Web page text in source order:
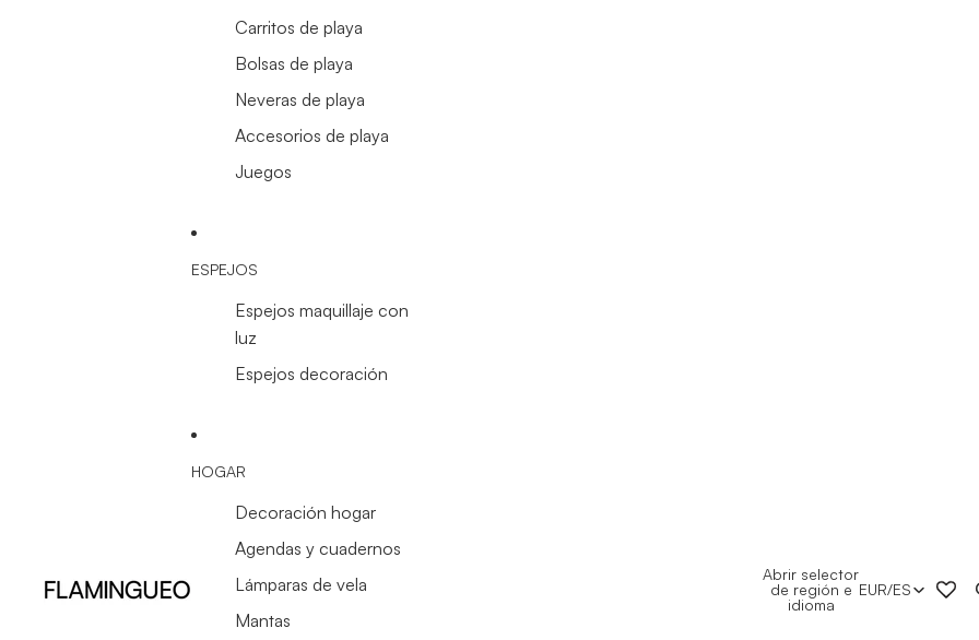
Carritos de playa
Bolsas de playa
Neveras de playa
Accesorios de playa
Juegos
ESPEJOS
Espejos maquillaje con
luz
Espejos decoración
HOGAR
Decoración hogar
Agendas y cuadernos
Lámparas de vela
Mantas
Abrir selector
de región e
idioma
EUR/ES